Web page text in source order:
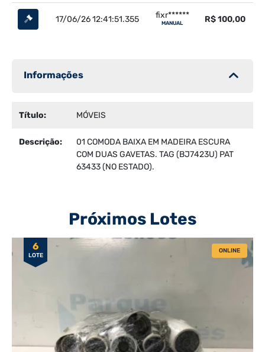
17/06/26 12:41:51.355 fixr******
MANUAL R$ 100,00
Informações
Título: MÓVEIS
Descrição:
01 COMODA BAIXA EM MADEIRA ESCURA
COM DUAS GAVETAS. TAG (BJ7423U) PAT
63433 (NO ESTADO).
Próximos Lotes
6
LOTE
ONLINE